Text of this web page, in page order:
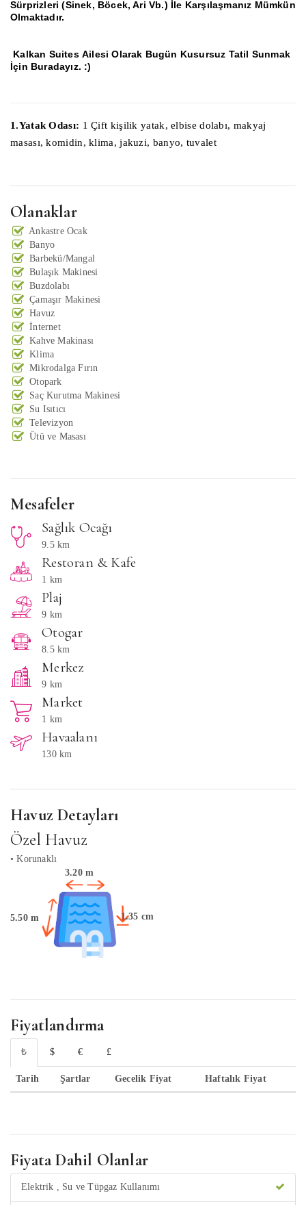
Sürprizleri (Sinek, Böcek, Ari Vb.) İle Karşılaşmanız Mümkün
Olmaktadır.
Kalkan Suites Ailesi Olarak Bugün Kusursuz Tatil Sunmak
İçin Buradayız. :)
1.Yatak Odası: 1 Çift kişilik yatak, elbise dolabı, makyaj
masası, komidin, klima, jakuzi, banyo, tuvalet
Olanaklar
Ankastre Ocak
Banyo
Barbekü/Mangal
Bulaşık Makinesi
Buzdolabı
Çamaşır Makinesi
Havuz
İnternet
Kahve Makinası
Klima
Mikrodalga Fırın
Otopark
Saç Kurutma Makinesi
Su Isıtıcı
Televizyon
Ütü ve Masası
Mesafeler
Sağlık Ocağı
9.5 km
Restoran & Kafe
1 km
Plaj
9 km
Otogar
8.5 km
Merkez
9 km
Market
1 km
Havaalanı
130 km
Havuz Detayları
Özel Havuz
• Korunaklı
1.35 cm
3.20 m
5.50 m
Fiyatlandırma
₺ $ € £
Tarih Şartlar Gecelik Fiyat Haftalık Fiyat
Fiyata Dahil Olanlar
Elektrik , Su ve Tüpgaz Kullanımı